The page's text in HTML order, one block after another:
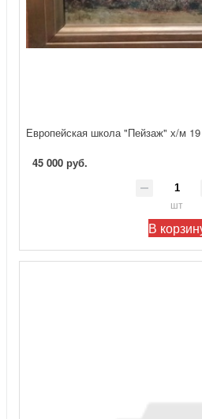
Европейская школа "Пейзаж" х/м
45 000 руб.
шт
В